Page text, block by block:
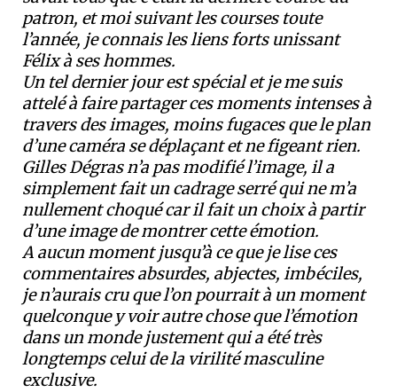
patron, et moi suivant les courses toute
l’année, je connais les liens forts unissant
Félix à ses hommes.
Un tel dernier jour est spécial et je me suis
attelé à faire partager ces moments intenses à
travers des images, moins fugaces que le plan
d’une caméra se déplaçant et ne figeant rien.
Gilles Dégras n’a pas modifié l’image, il a
simplement fait un cadrage serré qui ne m’a
nullement choqué car il fait un choix à partir
d’une image de montrer cette émotion.
A aucun moment jusqu’à ce que je lise ces
commentaires absurdes, abjectes, imbéciles,
je n’aurais cru que l’on pourrait à un moment
quelconque y voir autre chose que l’émotion
dans un monde justement qui a été très
longtemps celui de la virilité masculine
exclusive.